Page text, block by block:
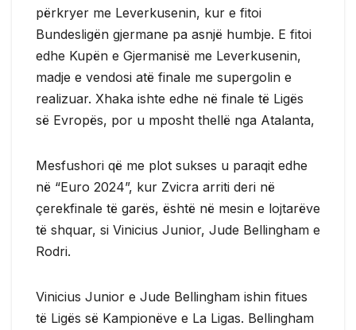
përkryer me Leverkusenin, kur e fitoi
Bundesligën gjermane pa asnjë humbje. E fitoi
edhe Kupën e Gjermanisë me Leverkusenin,
madje e vendosi atë finale me supergolin e
realizuar. Xhaka ishte edhe në finale të Ligës
së Evropës, por u mposht thellë nga Atalanta,
Mesfushori që me plot sukses u paraqit edhe
në “Euro 2024”, kur Zvicra arriti deri në
çerekfinale të garës, është në mesin e lojtarëve
të shquar, si Vinicius Junior, Jude Bellingham e
Rodri.
Vinicius Junior e Jude Bellingham ishin fitues
të Ligës së Kampionëve e La Ligas. Bellingham